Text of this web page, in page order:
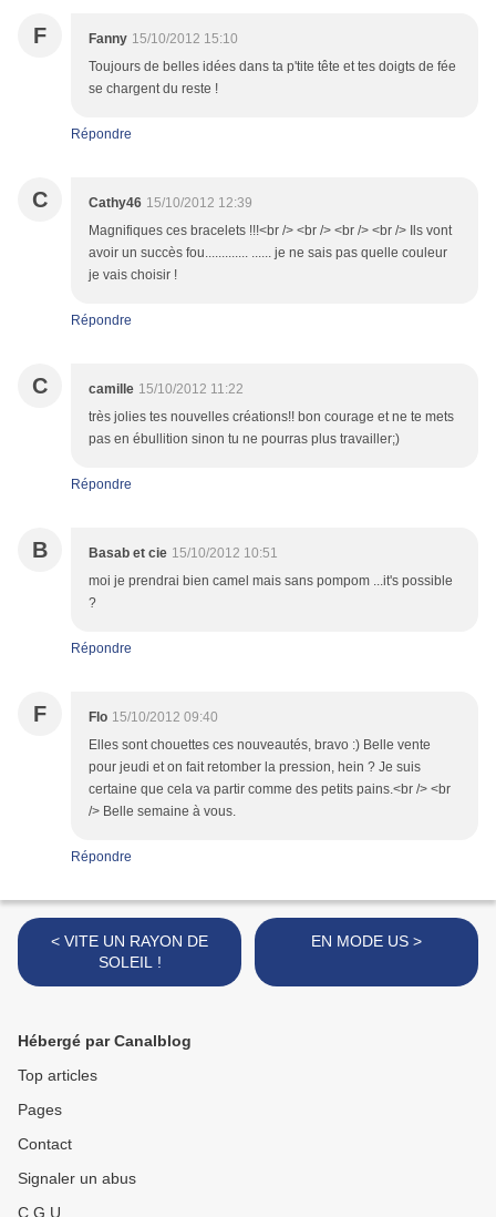
F Fanny 15/10/2012 15:10
Toujours de belles idées dans ta p'tite tête et tes doigts de fée
se chargent du reste !
Répondre
C Cathy46 15/10/2012 12:39
Magnifiques ces bracelets !!!<br /> <br /> <br /> <br /> Ils vont
avoir un succès fou............. ...... je ne sais pas quelle couleur
je vais choisir !
Répondre
C camille 15/10/2012 11:22
très jolies tes nouvelles créations!! bon courage et ne te mets
pas en ébullition sinon tu ne pourras plus travailler;)
Répondre
B Basab et cie 15/10/2012 10:51
moi je prendrai bien camel mais sans pompom ...it's possible
?
Répondre
F Flo 15/10/2012 09:40
Elles sont chouettes ces nouveautés, bravo :) Belle vente
pour jeudi et on fait retomber la pression, hein ? Je suis
certaine que cela va partir comme des petits pains.<br /> <br
/> Belle semaine à vous.
Répondre
< VITE UN RAYON DE
SOLEIL !
EN MODE US >
Hébergé par Canalblog
Top articles
Pages
Contact
Signaler un abus
C.G.U.